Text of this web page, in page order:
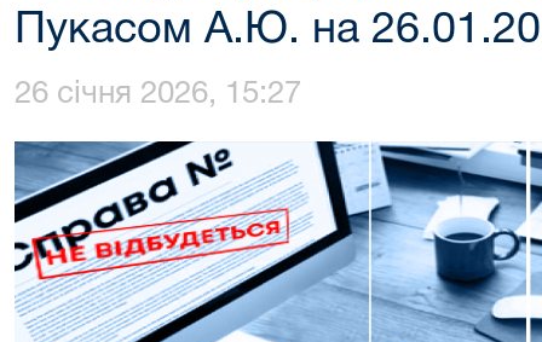
Пукасом А.Ю. на
26 січня 2026, 15:27